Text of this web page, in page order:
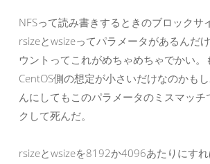
NFSって読み書きするときのブロックサ
rsizeとwsizeってパラメータがあるんだ
ウントってこれがめちゃめちゃでかい。
CentOS側の想定が小さいだけなのかも
んにしてもこのパラメータのミスマッチ
クして死んだ。
rsizeとwsizeを8192か4096あたりにす